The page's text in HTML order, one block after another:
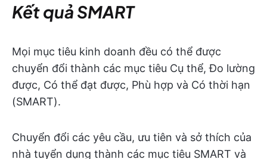
Kết quả SMART
Mọi mục tiêu kinh doanh đều có thể được
chuyển đổi thành các mục tiêu Cụ thể, Đo lường
được, Có thể đạt được, Phù hợp và Có thời hạn
(SMART).
Chuyển đổi các yêu cầu, ưu tiên và sở thích của
nhà tuyển dụng thành các mục tiêu SMART và